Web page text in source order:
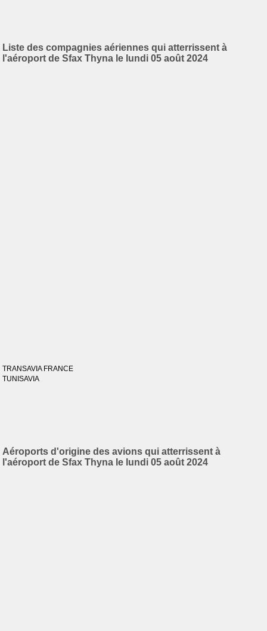
Liste des compagnies aériennes qui atterrissent à
l'aéroport de Sfax Thyna le lundi 05 août 2024
TRANSAVIA FRANCE
TUNISAVIA
Aéroports d'origine des avions qui atterrissent à
l'aéroport de Sfax Thyna le lundi 05 août 2024